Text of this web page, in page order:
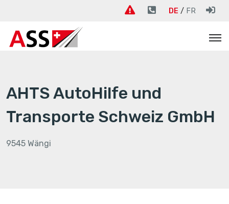
DE FR
AHTS AutoHilfe und
Transporte Schweiz GmbH
9545 Wängi